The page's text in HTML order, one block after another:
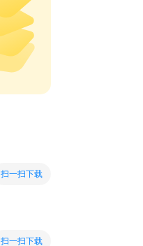
扫一扫下载
扫一扫下载